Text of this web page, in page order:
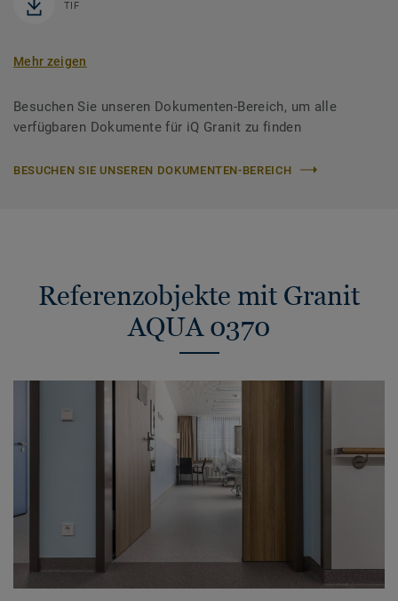
TIF
Mehr zeigen
Besuchen Sie unseren Dokumenten-Bereich, um alle
verfügbaren Dokumente für iQ Granit zu finden
BESUCHEN SIE UNSEREN DOKUMENTEN-BEREICH
Referenzobjekte mit Granit
AQUA 0370